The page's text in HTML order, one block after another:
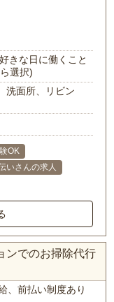
きな日に働くこと
選択)
洗面所、リビン
OK
いさんの求人
ンでのお掃除代行
、前払い制度あり